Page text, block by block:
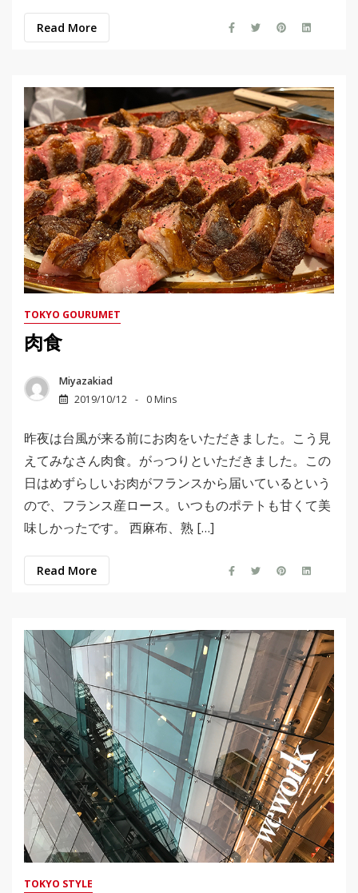
Read More
TOKYO GOURUMET
肉食
Miyazakiad
2019/10/12
0 Mins
昨夜は台風が来る前にお肉をいただきました。こう見
えてみなさん肉食。がっつりといただきました。この
日はめずらしいお肉がフランスから届いているという
ので、フランス産ロース。いつものポテトも甘くて美
味しかったです。 西麻布、熟 […]
Read More
TOKYO STYLE